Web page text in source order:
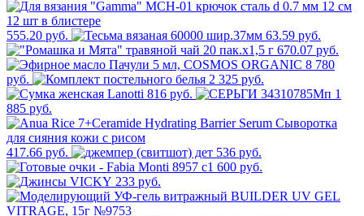
555.20 руб.
63.59 руб.
670.07 руб.
8 780
руб.
2 325 руб.
816 руб.
1
885 руб.
417.66 руб.
536 руб.
600 руб.
233 руб.